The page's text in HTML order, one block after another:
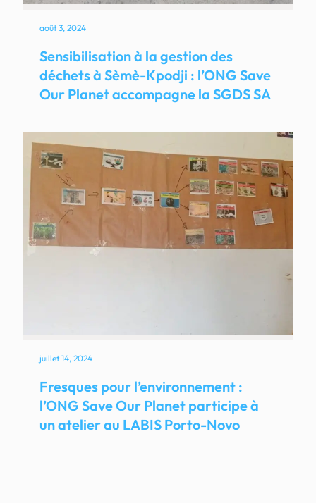
août 3, 2024
Sensibilisation à la gestion des
déchets à Sèmè-Kpodji : l’ONG Save
Our Planet accompagne la SGDS SA
juillet 14, 2024
Fresques pour l’environnement :
l’ONG Save Our Planet participe à
un atelier au LABIS Porto-Novo